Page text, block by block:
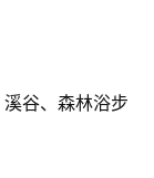
谷、森林浴步